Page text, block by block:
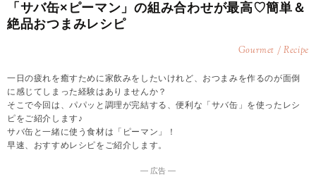
「サバ缶×ピーマン」の組み合わせが最高♡簡単＆
絶品おつまみレシピ
Gourmet / Recipe
一日の疲れを癒すために家飲みをしたいけれど、おつまみを作るのが面倒
に感じてしまった経験はありませんか？
そこで今回は、パパッと調理が完結する、便利な「サバ缶」を使ったレシ
ピをご紹介します♪
サバ缶と一緒に使う食材は「ピーマン」！
早速、おすすめレシピをご紹介します。
― 広告 ―